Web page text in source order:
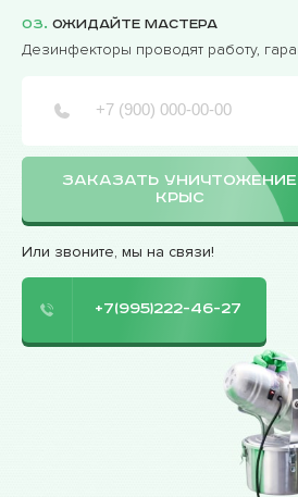
03. Ожидайте мастера
Дезинфекторы проводят работу,
ЗАКАЗАТЬ УНИЧТОЖЕНИЕ
КРЫС
Или звоните, мы на связи!
+7(995)222-46-27